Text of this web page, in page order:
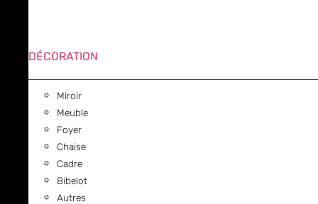
DÉCORATION
Miroir
Meuble
Foyer
Chaise
Cadre
Bibelot
Autres